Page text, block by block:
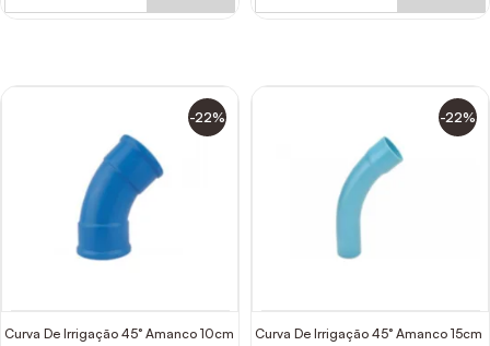
-22%
Curva De Irrigação 45° Amanco 10cm
-22%
Curva De Irrigação 45° Amanco 15cm